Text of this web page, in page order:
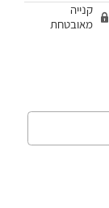
קנייה
מאובטחת